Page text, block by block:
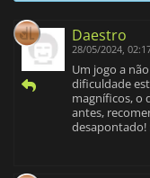
Daestro
28/05/2024,
Um jogo a
dificuldade
magníficos, o
antes,
desapontado!